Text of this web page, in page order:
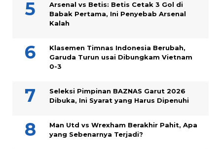
Arsenal vs Betis: Betis Cetak 3 Gol di
Babak Pertama, Ini Penyebab Arsenal
Kalah
Klasemen Timnas Indonesia Berubah,
Garuda Turun usai Dibungkam Vietnam
0-3
Seleksi Pimpinan BAZNAS Garut 2026
Dibuka, Ini Syarat yang Harus Dipenuhi
Man Utd vs Wrexham Berakhir Pahit, Apa
yang Sebenarnya Terjadi?